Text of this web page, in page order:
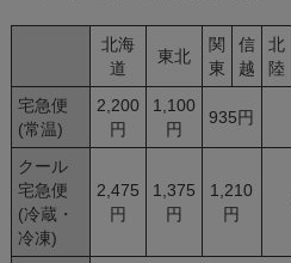
北海
道
東北
関
東
信
越
北
陸
宅急便
(常温)
2,200
円
1,100
円
935円
クール
宅急便
(冷蔵・
冷凍)
2,475
円
1,375
円
1,210
円